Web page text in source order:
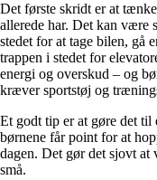
Det første skridt er at
allerede har. Det kan være
stedet for at tage bilen, gå
trappen i stedet for
energi og overskud – og
kræver sportstøj og
Et godt tip er at gøre det
børnene får point for at
dagen. Det gør det sjovt
små.